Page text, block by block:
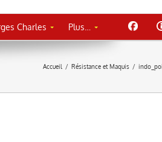
Charles Plus…
Accueil / Résistance et Maquis /